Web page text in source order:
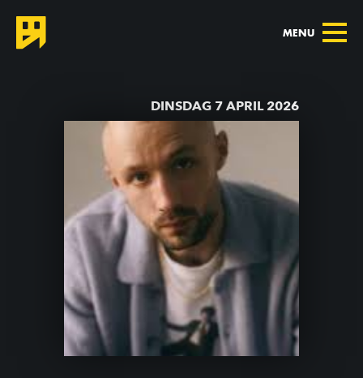
MENU
DINSDAG 7 APRIL 2026